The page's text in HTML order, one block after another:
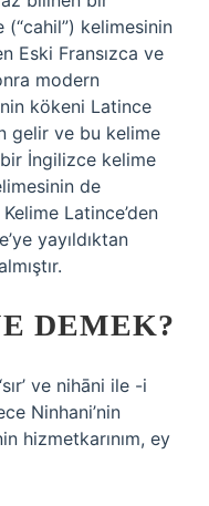
kelimesinin
Eski Fransızca ve
modern
kökeni Latince
gelir ve bu kelime
İngilizce kelime
de
Latince’den
yayıldıktan
DEMEK?
Ninhani’nin
hizmetkarınım, ey